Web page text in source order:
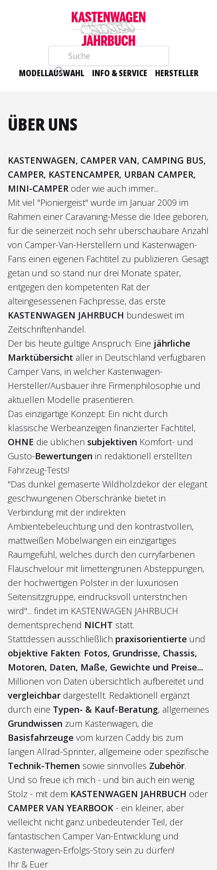
Suche
MODELLAUSWAHL INFO & SERVICE HERSTELLER
ÜBER UNS
KASTENWAGEN, CAMPER VAN, CAMPING BUS,
CAMPER, KASTENCAMPER, URBAN CAMPER,
MINI-CAMPER oder wie auch immer...
Mit viel "Pioniergeist" wurde im Januar 2009 im
Rahmen einer Caravaning-Messe die Idee geboren,
für die seinerzeit noch sehr überschaubare Anzahl
von Camper-Van-Herstellern und Kastenwagen-
Fans einen eigenen Fachtitel zu publizieren. Gesagt
getan und so stand nur drei Monate später,
entgegen den kompetenten Rat der
alteingesessenen Fachpresse, das erste
KASTENWAGEN JAHRBUCH bundesweit im
Zeitschriftenhandel.
Der bis heute gültige Anspruch: Eine jährliche
Marktübersicht aller in Deutschland verfügbaren
Camper Vans, in welcher Kastenwagen-
Hersteller/Ausbauer ihre Firmenphilosophie und
aktuellen Modelle präsentieren.
Das einzigartige Konzept: Ein nicht durch
klassische Werbeanzeigen finanzierter Fachtitel,
OHNE die üblichen subjektiven Komfort- und
Gusto-Bewertungen in redaktionell erstellten
Fahrzeug-Tests!
"Das dunkel gemaserte Wildholzdekor der elegant
geschwungenen Oberschränke bietet in
Verbindung mit der indirekten
Ambientebeleuchtung und den kontrastvollen,
mattweißen Möbelwangen ein einzigartiges
Raumgefühl, welches durch den curryfarbenen
Flauschvelour mit limettengrünen Absteppungen,
der hochwertigen Polster in der luxuriösen
Seitensitzgruppe, eindrucksvoll unterstrichen
wird"... findet im KASTENWAGEN JAHRBUCH
dementsprechend NICHT statt.
Stattdessen ausschließlich praxisorientierte und
objektive Fakten: Fotos, Grundrisse, Chassis,
Motoren, Daten, Maße, Gewichte und Preise...
Millionen von Daten übersichtlich aufbereitet und
vergleichbar dargestellt. Redaktionell ergänzt
durch eine Typen- & Kauf-Beratung, allgemeines
Grundwissen zum Kastenwagen, die
Basisfahrzeuge vom kurzen Caddy bis zum
langen Allrad-Sprinter, allgemeine oder spezifische
Technik-Themen sowie sinnvolles Zubehör.
Und so freue ich mich - und bin auch ein wenig
Stolz - mit dem KASTENWAGEN JAHRBUCH oder
CAMPER VAN YEARBOOK - ein kleiner, aber
vielleicht nicht ganz unbedeutender Teil, der
fantastischen Camper Van-Entwicklung und
Kastenwagen-Erfolgs-Story sein zu dürfen!
Ihr & Euer